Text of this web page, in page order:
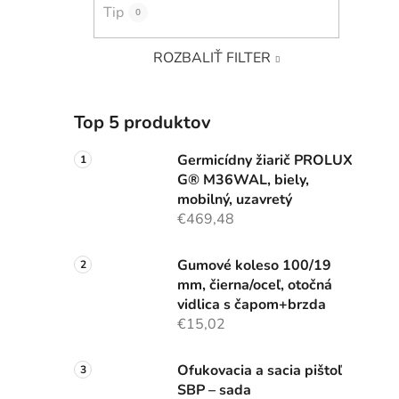
Tip 0
ROZBALIŤ FILTER
Top 5 produktov
Germicídny žiarič PROLUX
G® M36WAL, biely,
mobilný, uzavretý
€469,48
Gumové koleso 100/19
mm, čierna/oceľ, otočná
vidlica s čapom+brzda
€15,02
Ofukovacia a sacia pištoľ
SBP – sada